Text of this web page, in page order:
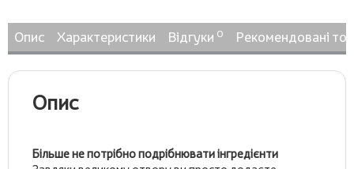
Опис Характеристики Відгуки 0 Рекомендовані
Опис
Більше не потрібно подрібнювати інгредієнти